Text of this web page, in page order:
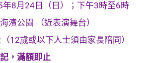
年8月24日（日）；下午3時至6時
濱公園 （近表演舞台）
12歲或以下人士須由家長陪同）
，滿額即止